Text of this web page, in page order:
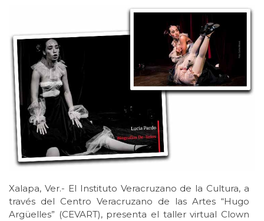
Xalapa, Ver.- El Instituto Veracruzano de la Cultura, a
través del Centro Veracruzano de las Artes “Hugo
Argüelles” (CEVART), presenta el taller virtual Clown